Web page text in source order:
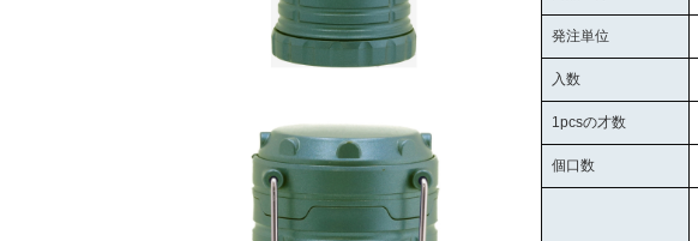
発注単位
入数
1pcsの才数
個口数